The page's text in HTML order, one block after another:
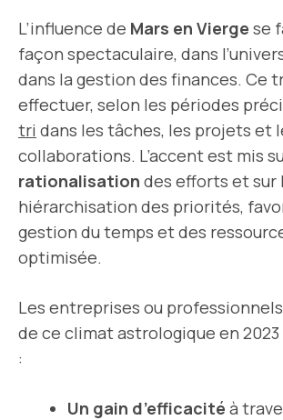
L’influence de Mars en Vierge se
façon spectaculaire, dans
dans la gestion des finances. Ce
effectuer, selon les périodes
tri dans les tâches, les projets et
collaborations. L’accent est mis
rationalisation des efforts et sur
hiérarchisation des priorités,
gestion du temps et des
optimisée.
Les entreprises ou
de ce climat astrologique en
:
Un gain d’efficacité à